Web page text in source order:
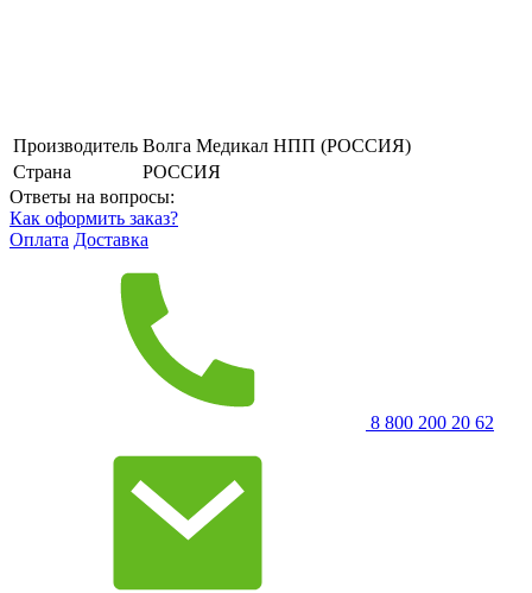
Производитель Волга Медикал НПП (РОССИЯ)
Страна
РОССИЯ
Ответы на вопросы:
Как оформить заказ?
Оплата Доставка
8 800 200 20 62